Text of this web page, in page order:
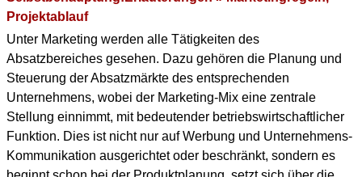
Projektablauf
Unter Marketing werden alle Tätigkeiten des
Absatzbereiches gesehen. Dazu gehören die Planung und
Steuerung der Absatzmärkte des entsprechenden
Unternehmens, wobei der Marketing-Mix eine zentrale
Stellung einnimmt, mit bedeutender betriebswirtschaftlicher
Funktion. Dies ist nicht nur auf Werbung und Unternehmens-
Kommunikation ausgerichtet oder beschränkt, sondern es